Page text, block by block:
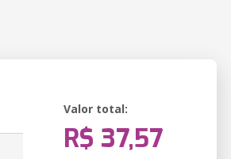
Valor total:
R$ 37,57